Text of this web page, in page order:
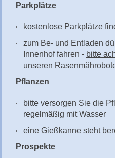
Parkplätze
kostenlose Parkplätze
zum Be- und Entladen
Innenhof fahren - bitte
unseren
Pflanzen
bitte versorgen Sie die
regelmäßig mit Wasser
eine Gießkanne steht
Prospekte